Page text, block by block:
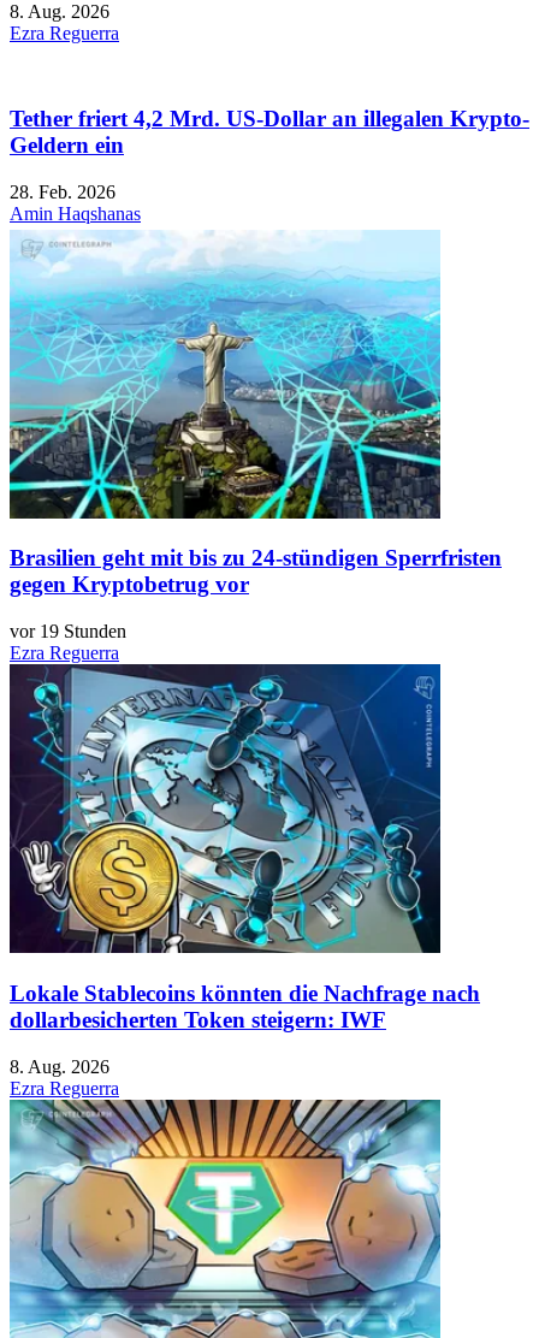
8. Aug. 2026
Ezra Reguerra
Tether friert 4,2 Mrd. US-Dollar an illegalen Krypto-
Geldern ein
28. Feb. 2026
Amin Haqshanas
Brasilien geht mit bis zu 24-stündigen Sperrfristen
gegen Kryptobetrug vor
vor 19 Stunden
Ezra Reguerra
Lokale Stablecoins könnten die Nachfrage nach
dollarbesicherten Token steigern: IWF
8. Aug. 2026
Ezra Reguerra